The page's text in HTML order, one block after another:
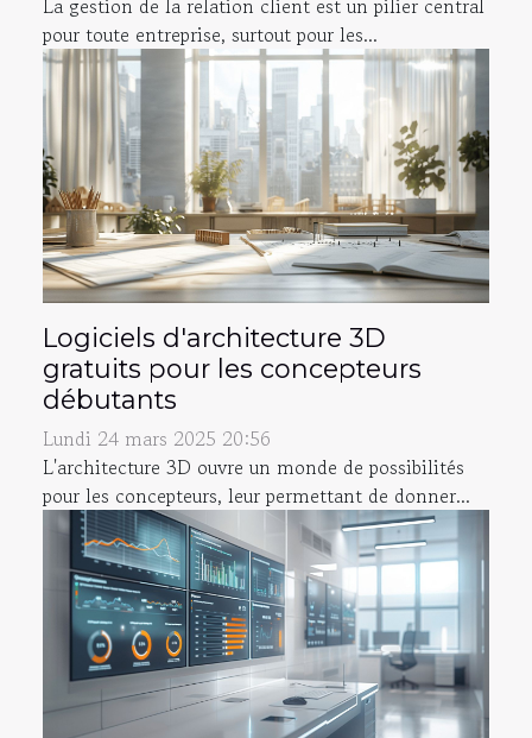
pour toute entreprise, surtout pour les...
Logiciels d'architecture 3D
gratuits pour les concepteurs
débutants
Lundi 24 mars 2025 20:56
L'architecture 3D ouvre un monde de possibilités
pour les concepteurs, leur permettant de donner...